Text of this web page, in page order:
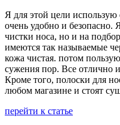
Я для этой цели
очень удобно и безопасно.
чистки носа, но и на
имеются так называемые
кожа чистая. потом
сужения пор. Все отлично
Кроме того, полоски для
любом магазине и стоят
перейти к статье